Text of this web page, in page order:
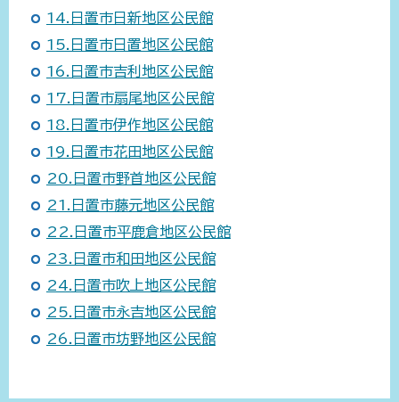
14.日置市日新地区公民館
15.日置市日置地区公民館
16.日置市吉利地区公民館
17.日置市扇尾地区公民館
18.日置市伊作地区公民館
19.日置市花田地区公民館
20.日置市野首地区公民館
21.日置市藤元地区公民館
22.日置市平鹿倉地区公民館
23.日置市和田地区公民館
24.日置市吹上地区公民館
25.日置市永吉地区公民館
26.日置市坊野地区公民館